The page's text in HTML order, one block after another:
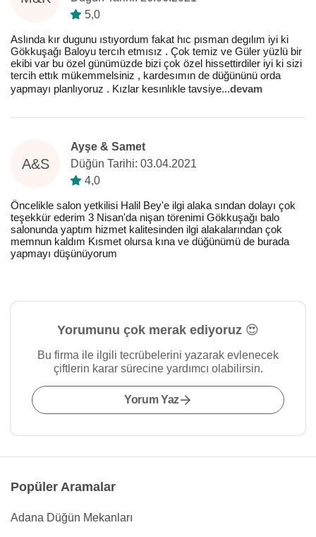
5,0
Aslında kır dugunu ıstıyordum fakat hıc pısman degılım iyi ki
Gökkuşağı Baloyu tercıh etmısız . Çok temiz ve Güler yüzlü bir
ekibi var bu özel günümüzde bizi çok özel hissettirdiler iyi ki sizi
tercih ettık mükemmelsiniz , kardesımın de düğününü orda
yapmayı planlıyoruz . Kızlar kesınlıkle tavsiye...devam
A&S
Ayşe & Samet
Düğün Tarihi: 03.04.2021
4,0
Öncelikle salon yetkilisi Halil Bey'e ilgi alaka sından dolayı çok
teşekkür ederim 3 Nisan'da nişan törenimi Gökkuşağı balo
salonunda yaptım hizmet kalitesinden ilgi alakalarından çok
memnun kaldım Kısmet olursa kına ve düğünümü de burada
yapmayı düşünüyorum
Yorumunu çok merak ediyoruz 😍
Bu firma ile ilgili tecrübelerini yazarak evlenecek
çiftlerin karar sürecine yardımcı olabilirsin.
Yorum Yaz
Popüler Aramalar
Adana Düğün Mekanları